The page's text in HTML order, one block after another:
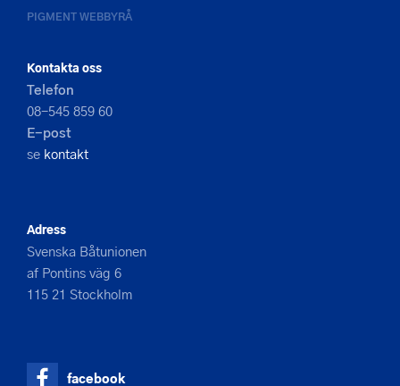
PIGMENT WEBBYRÅ
Kontakta oss
Telefon
08-545 859 60
E-post
se kontakt
Adress
Svenska Båtunionen
af Pontins väg 6
115 21 Stockholm
facebook